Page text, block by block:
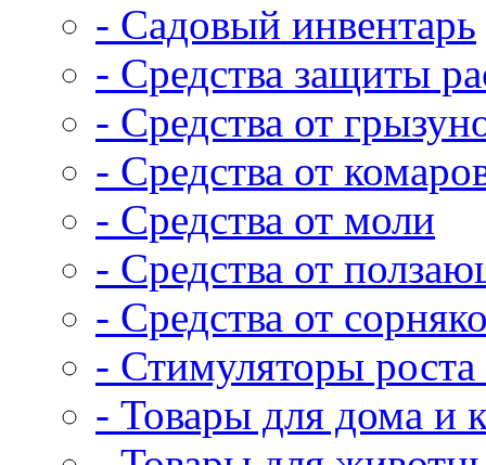
- Садовый инвентарь
- Средства защиты
- Средства от
- Средства от
- Средства от моли
- Средства от
- Средства от
- Стимуляторы роста
- Товары для дома и